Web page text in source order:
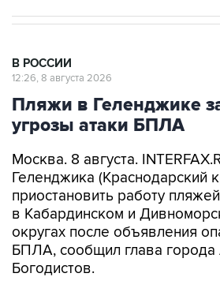
В РОССИИ
12:26, 8 августа 2026
Пляжи в Геленджике
угрозы атаки БПЛА
Москва. 8 августа.
Геленджика (Краснодарский
приостановить работу
в Кабардинском и
округах после объявления
БПЛА, сообщил глава города
Богодистов.